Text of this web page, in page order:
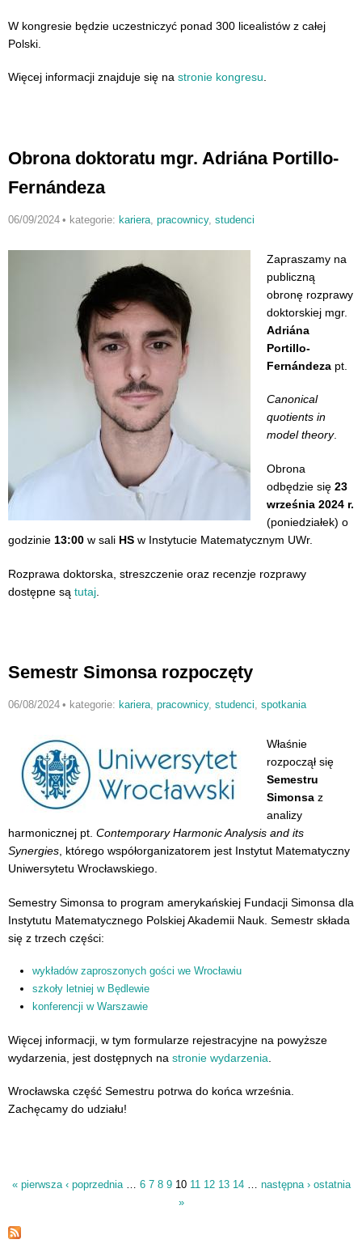
W kongresie będzie uczestniczyć ponad 300 licealistów z całej
Polski.
Więcej informacji znajduje się na stronie kongresu.
Obrona doktoratu mgr. Adriána Portillo-
Fernándeza
06/09/2024 • kategorie: kariera, pracownicy, studenci
Zapraszamy na
publiczną
obronę rozprawy
doktorskiej mgr.
Adriána
Portillo-
Fernándeza pt.
Canonical
quotients in
model theory.
Obrona
odbędzie się 23
września 2024 r.
(poniedziałek) o
godzinie 13:00 w sali HS w Instytucie Matematycznym UWr.
Rozprawa doktorska, streszczenie oraz recenzje rozprawy
dostępne są tutaj
Semestr Simonsa rozpoczęty
06/08/2024 • kategorie: kariera, pracownicy, studenci, spotkania
Właśnie
rozpoczął się
Semestru
Simonsa z
analizy
harmonicznej pt. Contemporary Harmonic Analysis and its
Synergies, którego współorganizatorem jest Instytut Matematyczny
Uniwersytetu Wrocławskiego.
Semestry Simonsa to program amerykańskiej Fundacji Simonsa dla
Instytutu Matematycznego Polskiej Akademii Nauk. Semestr składa
się z trzech części:
wykładów zaproszonych gości we Wrocławiu
szkoły letniej w Będlewie
konferencji w Warszawie
Więcej informacji, w tym formularze rejestracyjne na powyższe
wydarzenia, jest dostępnych na stronie wydarzenia
Wrocławska część Semestru potrwa do końca września.
Zachęcamy do udziału!
« pierwsza ‹ poprzednia 6 7 8 9 10 11 12 13 14 następna › ostatnia
»